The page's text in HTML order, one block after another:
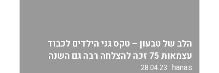
הלב של טבעון – טקס גני הילדים לכבוד
עצמאות 75 זכה להצלחה רבה גם השנה
hanas
28.04.23